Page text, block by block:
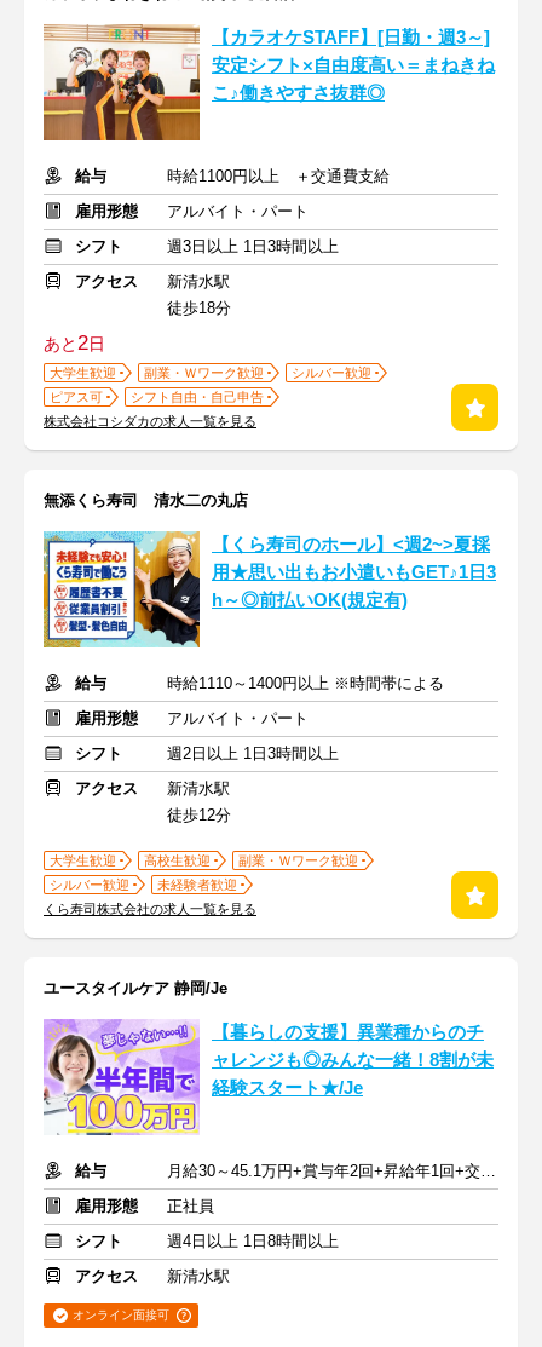
【カラオケSTAFF】[日勤・週3～]
安定シフト×自由度高い＝まねきね
こ♪働きやすさ抜群◎
給与
時給1100円以上 ＋交通費支給
雇用形態
アルバイト・パート
シフト
週3日以上 1日3時間以上
アクセス
新清水駅
徒歩18分
あと2日
大学生歓迎 副業・Ｗワーク歓迎
シルバー歓迎
ピアス可
シフト自由・自己申告
株式会社コシダカの求人一覧を見る
無添くら寿司 清水二の丸店
【くら寿司のホール】<週2~>夏採
用★思い出もお小遣いもGET♪1日3
h～◎前払いOK(規定有)
給与
時給1110～1400円以上 ※時間帯による
雇用形態
アルバイト・パート
シフト
週2日以上 1日3時間以上
アクセス
新清水駅
徒歩12分
大学生歓迎 高校生歓迎
副業・Ｗワーク歓迎
シルバー歓迎
未経験者歓迎
くら寿司株式会社の求人一覧を見る
ユースタイルケア 静岡/Je
【暮らしの支援】異業種からのチ
ャレンジも◎みんな一緒！8割が未
経験スタート★/Je
給与
月給30～45.1万円+賞与年2回+昇給年1回+交通費全額
雇用形態
正社員
シフト
週4日以上 1日8時間以上
アクセス
新清水駅
オンライン面接可